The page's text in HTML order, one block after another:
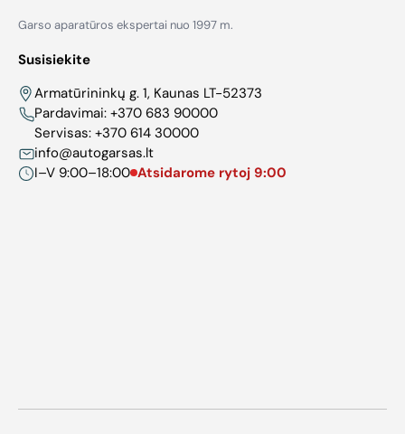
Garso aparatūros ekspertai nuo 1997 m.
Susisiekite
Armatūrininkų g. 1, Kaunas LT-52373
Pardavimai: +370 683 90000
Servisas: +370 614 30000
info@autogarsas.lt
I–V 9:00–18:00 Atsidarome rytoj 9:00